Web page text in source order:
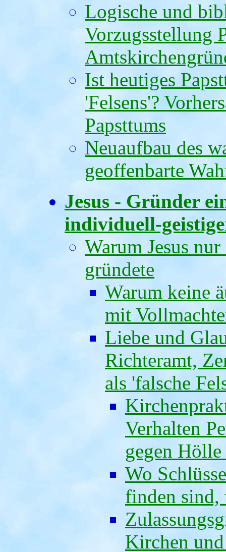
Logische und
Vorzugsstellung
Ist heutiges
'Felsens'?
Papsttums
Neuaufbau des
geoffenbarte
Jesus - Gründer
individuell-
Warum Jesus
gründete
Warum keine
mit
Liebe und
Richteramt,
als 'falsche
Verhalten
gegen
Wo
finden sind,
Kirchen